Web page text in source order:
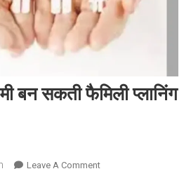
बन सकती फैमिली प्लानिंग
Leave A CommentOn